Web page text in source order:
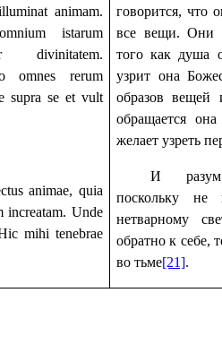
animam.
istarum
divinitatem.
omnes rerum
supra se et vult
animae, quia
increatam. Unde
mihi tenebrae
говорится, что
все вещи. Они
того как душа
узрит она
образов вещей
обращается
желает узреть
И разум
поскольку не
нетварному
обратно к себе,
во тьме[21].